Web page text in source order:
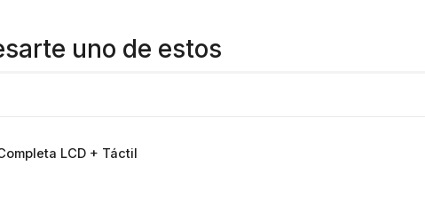
uno de estos
LCD + Táctil